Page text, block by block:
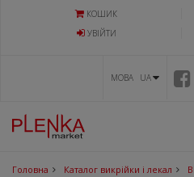
КОШИК
УВIЙТИ
МОВА UA
Головна Каталог викрійки і лекал